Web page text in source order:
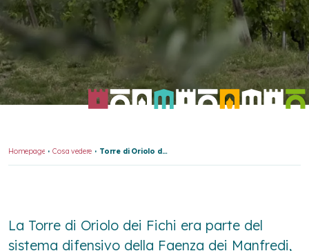
Homepage Cosa vedere Torre di Oriolo dei Fichi
La Torre di Oriolo dei Fichi era parte del
sistema difensivo della Faenza dei Manfredi,